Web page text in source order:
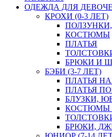
ОДЕЖДА ДЛЯ
КРОХИ (0-3 ЛЕТ)
КОСТЮМЫ
ПЛАТЬЯ
БРЮКИ И
БЭБИ (3-7 ЛЕТ)
ПЛАТЬЯ
ПЛАТЬЯ
БЛУЗКИ,
КОСТЮМЫ
БРЮКИ,